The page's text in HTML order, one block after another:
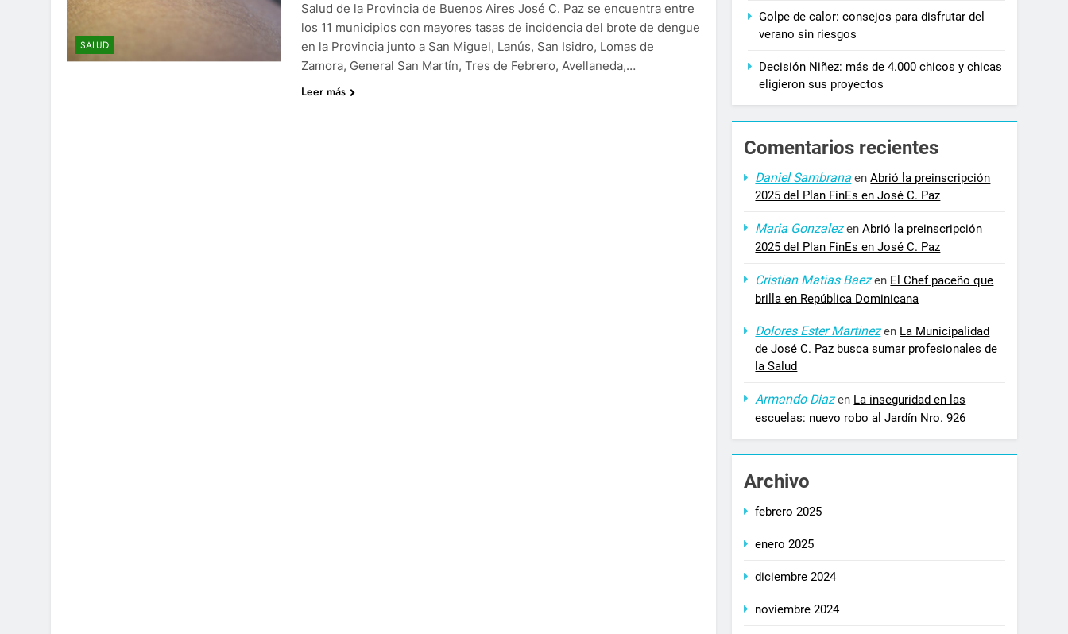
SALUD
Salud de la Provincia de Buenos Aires José C. Paz se encuentra entre
los 11 municipios con mayores tasas de incidencia del brote de dengue
en la Provincia junto a San Miguel, Lanús, San Isidro, Lomas de
Zamora, General San Martín, Tres de Febrero, Avellaneda,…
Leer más
Golpe de calor: consejos para disfrutar del
verano sin riesgos
Decisión Niñez: más de 4.000 chicos y chicas
eligieron sus proyectos
Comentarios recientes
Daniel Sambrana enAbrió la preinscripción
2025 del Plan FinEs en José C. Paz
Maria GonzalezenAbrió la preinscripción
2025 del Plan FinEs en José C. Paz
Cristian Matias Baezen El Chef paceño que
brilla en República Dominicana
Dolores Ester Martinezen La Municipalidad
de José C. Paz busca sumar profesionales de
la Salud
Armando Diazen La inseguridad en las
escuelas: nuevo robo al Jardín Nro. 926
Archivo
febrero 2025
enero 2025
diciembre 2024
noviembre 2024